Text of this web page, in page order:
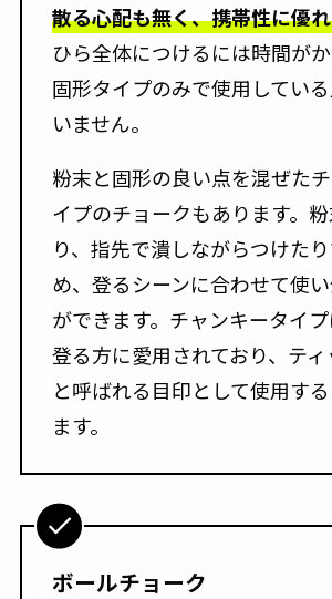
散る心配も無く、携帯性に優
ひら全体につけるには時間がか
固形タイプのみで使用してい
いません。
粉末と固形の良い点を混ぜた
イプのチョークもあります。
り、指先で潰しながらつけた
め、登るシーンに合わせて使
ができます。チャンキータイ
登る方に愛用されており、テ
と呼ばれる目印として使用す
ます。
ボールチョーク